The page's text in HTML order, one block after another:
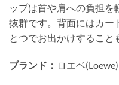
ップは首や肩への負担を
抜群です。背面にはカー
とつでお出かけすること
ブランド： ロエベ(Loewe)